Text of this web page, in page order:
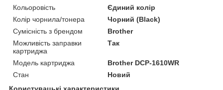
Кольоровість
Єдиний колір
Колір чорнила/тонера
Чорний (Black)
Сумісність з брендом
Brother
Можливість заправки
картриджа
Так
Модель картриджа
Brother DCP-1610WR
Стан
Новий
Користувацькi характеристики